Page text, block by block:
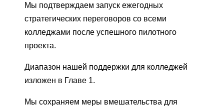
Мы подтверждаем запуск ежегодных
стратегических переговоров со всеми
колледжами после успешного пилотного
проекта.
Диапазон нашей поддержки для колледжей
изложен в Главе 1.
Мы сохраняем меры вмешательства для